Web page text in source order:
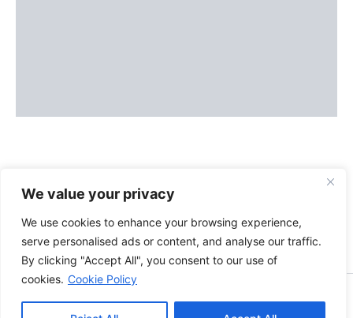
We value your privacy
We use cookies to enhance your browsing experience,
serve personalised ads or content, and analyse our traffic.
By clicking "Accept All", you consent to our use of
cookies. Cookie Policy